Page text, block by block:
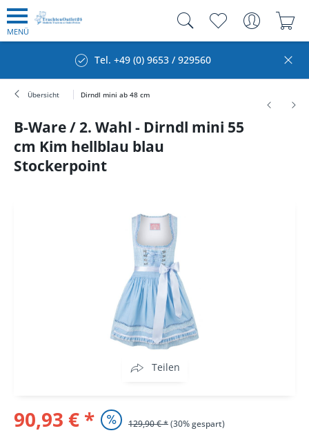
MENÜ
Tel. +49 (0) 9653 / 929560
Übersicht Dirndl mini ab 48 cm
B-Ware / 2. Wahl - Dirndl mini 55
cm Kim hellblau blau
Stockerpoint
Teilen
90,93 € * 129,90 € *(30% gespart)